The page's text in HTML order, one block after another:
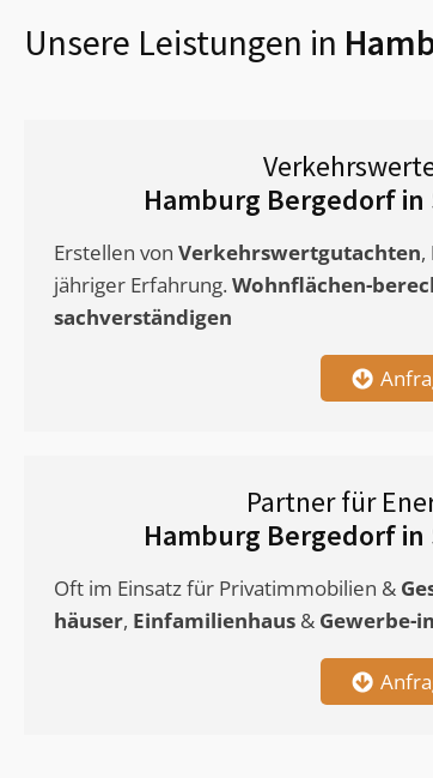
Unsere Leistungen in
Hamburg Bergedorf
Erstellen von Verkehrswertgutachten,
jähriger Erfahrung. Wohnflächen-
sachverständigen
Partner für
Hamburg Bergedorf
Oft im Einsatz für Privatimmobilien &
häuser, Einfamilienhaus & Gewerbe-